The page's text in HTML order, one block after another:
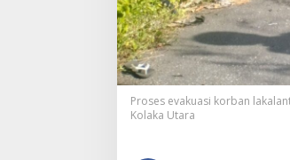
u
e
n
g
e
n
Proses evakuasi korban
Kolaka Utara